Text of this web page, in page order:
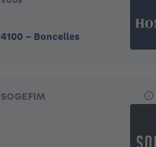
4100 - Boncelles
SOGEFIM